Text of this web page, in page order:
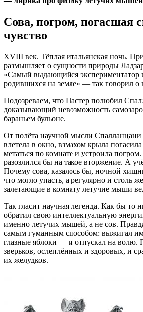
Сова, погром, погасшая
чувство
XVIII век. Тёплая итальянская ночь.
размышляет о сущности природы
«Самый выдающийся экспериментатор
родившихся на земле» — так говорил о
Подозреваем, что Пастер полюбил
доказывающий невозможность
бараньем бульоне.
От полёта научной мысли Спалланцани
влетела в окно, взмахом крыла погасила
метаться по комнате и устроила
разозлился бы на такое вторжение. А
Почему сова, казалось бы, ночной
что могло упасть, а регулярно и столь
залетающие в комнату летучие мыши
Так гласит научная легенда. Как бы то
обратил свою интеллектуальную
именно летучих мышей, а не сов.
самым гуманным способом: выжигал им
глазные яблоки — и отпускал на волю.
зверьков, ослеплённых и здоровых, и
их желудков.